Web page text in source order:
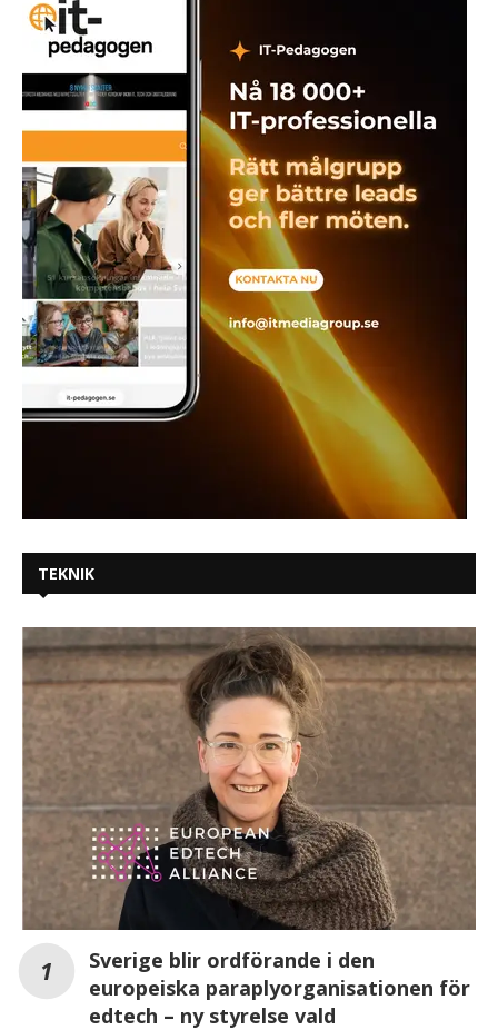
TEKNIK
Sverige blir ordförande i den
europeiska paraplyorganisationen för
edtech – ny styrelse vald